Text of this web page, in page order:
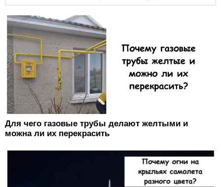
Для чего газовые трубы делают желтыми и
можна ли их перекрасить